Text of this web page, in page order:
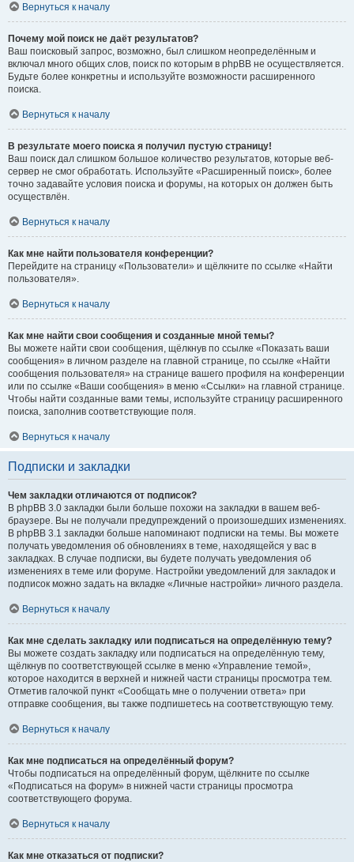
Вернуться к началу
Почему мой поиск не даёт результатов?
Ваш поисковый запрос, возможно, был слишком неопределённым и
включал много общих слов, поиск по которым в phpBB не осуществляется.
Будьте более конкретны и используйте возможности расширенного
поиска.
Вернуться к началу
В результате моего поиска я получил пустую страницу!
Ваш поиск дал слишком большое количество результатов, которые веб-
сервер не смог обработать. Используйте «Расширенный поиск», более
точно задавайте условия поиска и форумы, на которых он должен быть
осуществлён.
Вернуться к началу
Как мне найти пользователя конференции?
Перейдите на страницу «Пользователи» и щёлкните по ссылке «Найти
пользователя».
Вернуться к началу
Как мне найти свои сообщения и созданные мной темы?
Вы можете найти свои сообщения, щёлкнув по ссылке «Показать ваши
сообщения» в личном разделе на главной странице, по ссылке «Найти
сообщения пользователя» на странице вашего профиля на конференции
или по ссылке «Ваши сообщения» в меню «Ссылки» на главной странице.
Чтобы найти созданные вами темы, используйте страницу расширенного
поиска, заполнив соответствующие поля.
Вернуться к началу
Подписки и закладки
Чем закладки отличаются от подписок?
В phpBB 3.0 закладки были больше похожи на закладки в вашем веб-
браузере. Вы не получали предупреждений о произошедших изменениях.
В phpBB 3.1 закладки больше напоминают подписки на темы. Вы можете
получать уведомления об обновлениях в теме, находящейся у вас в
закладках. В случае подписки, вы будете получать уведомления об
изменениях в теме или форуме. Настройки уведомлений для закладок и
подписок можно задать на вкладке «Личные настройки» личного раздела.
Вернуться к началу
Как мне сделать закладку или подписаться на определённую тему?
Вы можете создать закладку или подписаться на определённую тему,
щёлкнув по соответствующей ссылке в меню «Управление темой»,
которое находится в верхней и нижней части страницы просмотра тем.
Отметив галочкой пункт «Сообщать мне о получении ответа» при
отправке сообщения, вы также подпишетесь на соответствующую тему.
Вернуться к началу
Как мне подписаться на определённый форум?
Чтобы подписаться на определённый форум, щёлкните по ссылке
«Подписаться на форум» в нижней части страницы просмотра
соответствующего форума.
Вернуться к началу
Как мне отказаться от подписки?